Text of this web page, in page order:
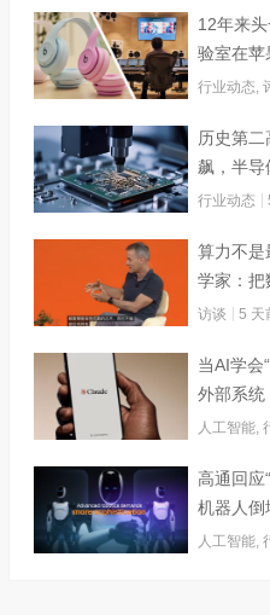
12年来
验室在苹
灯
行业动态 评
历史第
飙，半导
行业动态
算力不是
学家：把
烧钱大头
访谈 5 天
当AI学会
外部系统
人工智能 行
高通回应
机器人倒
发关机
人工智能 行